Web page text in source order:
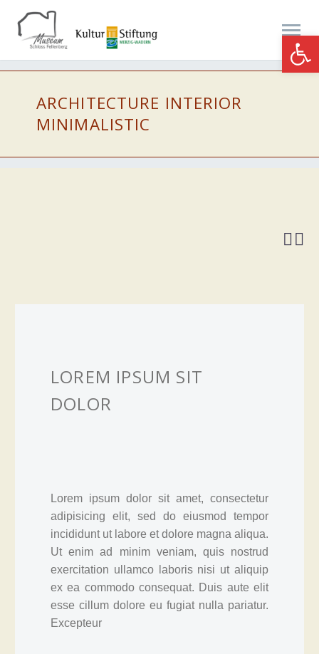
ARCHITECTURE INTERIOR
MINIMALISTIC

LOREM IPSUM SIT
DOLOR
Lorem ipsum dolor sit amet, consectetur
adipisicing elit, sed do eiusmod tempor
incididunt ut labore et dolore magna aliqua.
Ut enim ad minim veniam, quis nostrud
exercitation ullamco laboris nisi ut aliquip
ex ea commodo consequat. Duis aute elit
esse cillum dolore eu fugiat nulla pariatur.
Excepteur